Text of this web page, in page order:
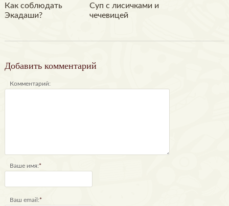
Как соблюдать
Экадаши?
Суп с лисичками и
чечевицей
Добавить комментарий
Комментарий:
Ваше имя:*
Ваш email:*